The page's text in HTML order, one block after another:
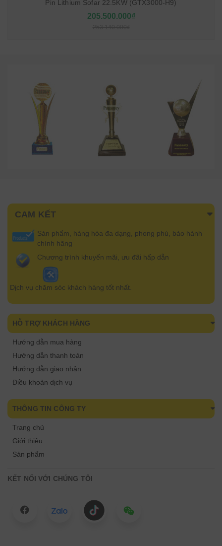
Pin Lithium Sofar 22.5KW (GTX3000-H9)
205.500.000₫
CAM KẾT
Sản phẩm, hàng hóa đa dạng, phong phú, bảo hành
chính hãng
Chương trình khuyến mãi, ưu đãi hấp dẫn
Dịch vụ chăm sóc khách hàng tốt nhất.
HỖ TRỢ KHÁCH HÀNG
Hướng dẫn mua hàng
Hướng dẫn thanh toán
Hướng dẫn giao nhận
Điều khoản dịch vụ
THÔNG TIN CÔNG TY
Trang chủ
Giới thiệu
Sản phẩm
KẾT NỐI VỚI CHÚNG TÔI